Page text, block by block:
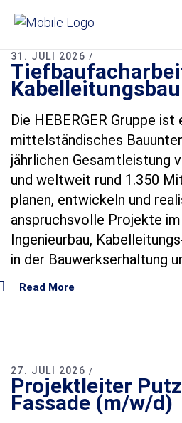
Vorname & Name*
D
S
G
V
O
-
E
i
n
v
r
n
i
s
N
Kontakt E-Mail**
Kontakt telefonisch*
Ihre Nachricht
DSGVO-
31. JULI 2026
Die HEBERGER Gruppe ist
mittelständisches
jährlichen Gesamtleistung
und weltweit rund 1.350
planen, entwickeln und
anspruchsvolle Projekte im
Ingenieurbau,
in der Bauwerkserhaltung
Read More
27. JULI 2026
Projektleiter
Fassade (m/w/d)